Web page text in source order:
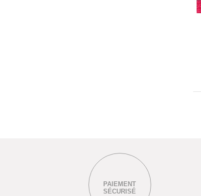
PAIEMENT
SÉCURISÉ